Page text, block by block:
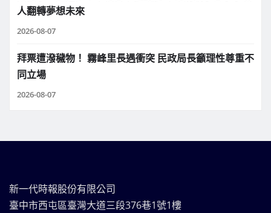
人翻轉夢想未來
2026-08-07
拜票遭潑穢物！ 霧峰里長遇衝突 民政局長籲理性尊重不
同立場
2026-08-07
新一代時報股份有限公司
臺中市西屯區臺灣大道三段376巷1號1樓